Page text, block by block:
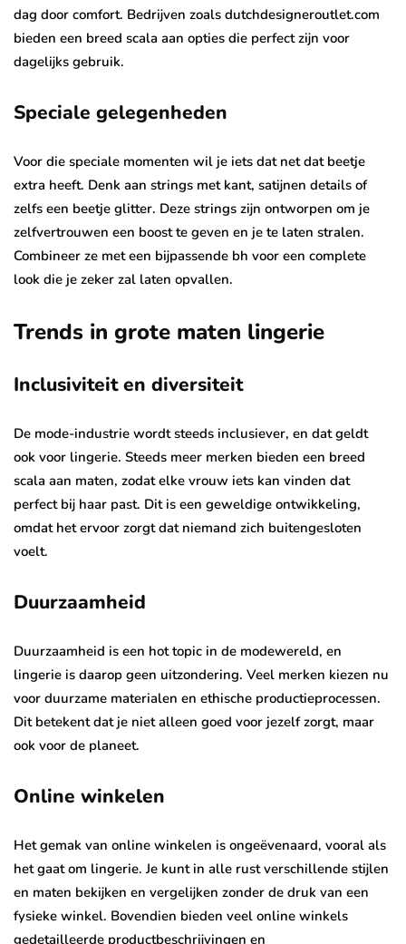
dag door comfort. Bedrijven zoals dutchdesigneroutlet.com
bieden een breed scala aan opties die perfect zijn voor
dagelijks gebruik.
Speciale gelegenheden
Voor die speciale momenten wil je iets dat net dat beetje
extra heeft. Denk aan strings met kant, satijnen details of
zelfs een beetje glitter. Deze strings zijn ontworpen om je
zelfvertrouwen een boost te geven en je te laten stralen.
Combineer ze met een bijpassende bh voor een complete
look die je zeker zal laten opvallen.
Trends in grote maten lingerie
Inclusiviteit en diversiteit
De mode-industrie wordt steeds inclusiever, en dat geldt
ook voor lingerie. Steeds meer merken bieden een breed
scala aan maten, zodat elke vrouw iets kan vinden dat
perfect bij haar past. Dit is een geweldige ontwikkeling,
omdat het ervoor zorgt dat niemand zich buitengesloten
voelt.
Duurzaamheid
Duurzaamheid is een hot topic in de modewereld, en
lingerie is daarop geen uitzondering. Veel merken kiezen nu
voor duurzame materialen en ethische productieprocessen.
Dit betekent dat je niet alleen goed voor jezelf zorgt, maar
ook voor de planeet.
Online winkelen
Het gemak van online winkelen is ongeëvenaard, vooral als
het gaat om lingerie. Je kunt in alle rust verschillende stijlen
en maten bekijken en vergelijken zonder de druk van een
fysieke winkel. Bovendien bieden veel online winkels
gedetailleerde productbeschrijvingen en